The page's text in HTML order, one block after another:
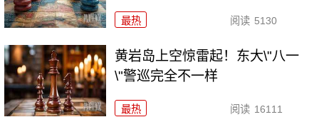
最热 阅读 5130
黄岩岛上空惊雷起！东大\"八一
\"警巡完全不一样
最热 阅读 16111